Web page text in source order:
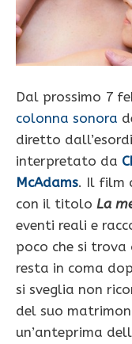
Dal prossimo 7
colonna sonora
diretto
interpretato da
McAdams. Il film
con il titolo La
eventi reali e
poco che si
resta in coma
si sveglia non
del suo
un’anteprima